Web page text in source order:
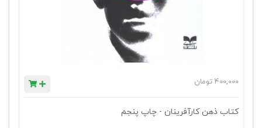
400,000 تومان
کتاب ذهن کارآفرینان - چاپ پنجم